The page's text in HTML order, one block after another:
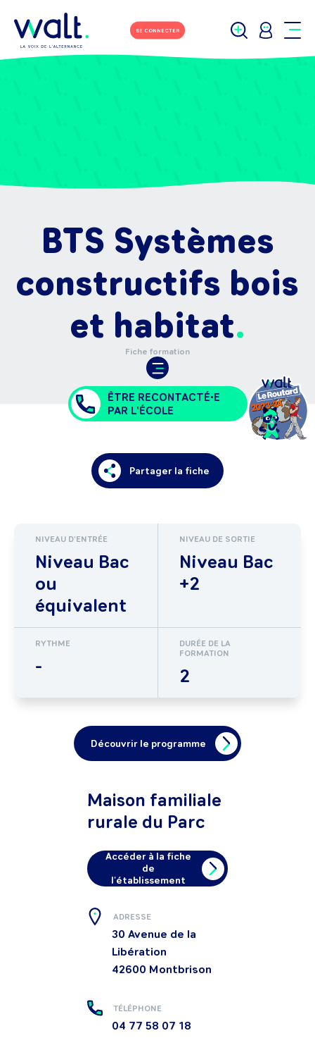
SE CONNECTER
BTS Systèmes
constructifs bois
et habitat
Fiche formation
ÊTRE RECONTACTÉ•E
PAR L'ÉCOLE
Partager la fiche
NIVEAU D'ENTRÉE
Niveau Bac
ou
équivalent
NIVEAU DE SORTIE
Niveau Bac
+2
RYTHME
-
DURÉE DE LA
FORMATION
2
Découvrir le programme
Maison familiale
rurale du Parc
Accéder à la fiche
de
l'établissement
ADRESSE
30 Avenue de la
Libération
42600 Montbrison
TÉLÉPHONE
04 77 58 07 18